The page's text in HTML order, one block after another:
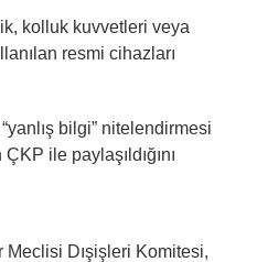
kolluk kuvvetleri veya
resmi cihazları
bilgi” nitelendirmesi
ile paylaşıldığını
Dışişleri Komitesi,